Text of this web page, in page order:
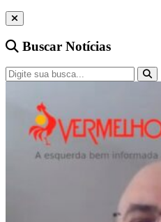
Buscar Notícias